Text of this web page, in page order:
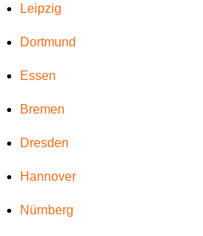
Leipzig
Dortmund
Essen
Bremen
Dresden
Hannover
Nürnberg